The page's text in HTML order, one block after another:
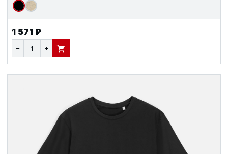
1 571 ₽
− + В КОРЗИНУ